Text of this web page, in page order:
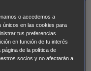
de Culpa Morbius
En fuera de juego
Duplicated Preacher
DOC Bite Club
o accedemos a
únicos en las cookies para
tus preferencias
en función de tu interés
de la política de
socios y no afectarán a